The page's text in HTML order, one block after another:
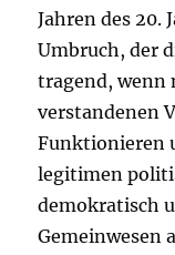
Jahren des 20.
Umbruch, der
tragend, wenn
verstandenen
Funktionieren
legitimen
demokratisch
Gemeinwesen